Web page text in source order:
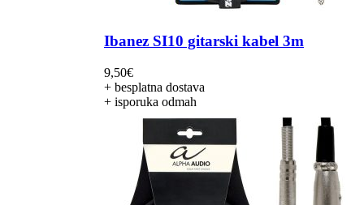
Ibanez SI10 gitarski kabel 3m
9,50€
+ besplatna dostava
+ isporuka odmah